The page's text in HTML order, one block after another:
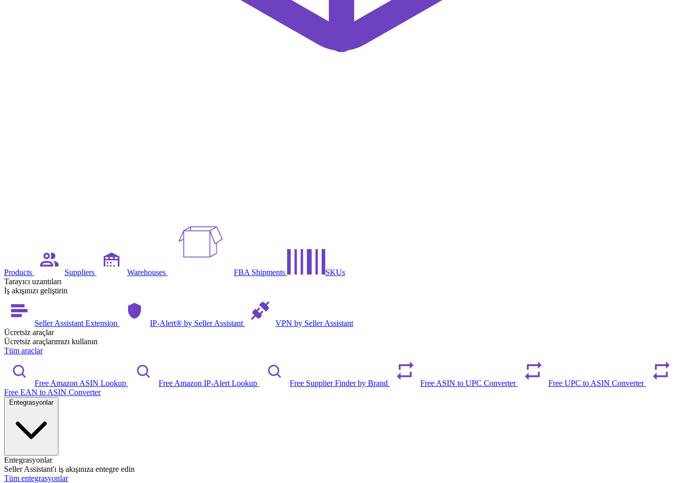
Products Suppliers Warehouses FBA Shipments
SKUs
Tarayıcı uzantıları
İş akışınızı geliştirin
Seller Assistant Extension IP-Alert® by Seller Assistant
VPN by Seller Assistant
Ücretsiz araçlar
Ücretsiz araçlarımızı kullanın
Tüm araçlar
Free Amazon ASIN Lookup Free Amazon IP-Alert Lookup Free Supplier Finder by Brand Free ASIN to UPC Converter
Free UPC to ASIN Converter
Free EAN to ASIN Converter
Entegrasyonlar
Entegrasyonlar
Seller Assistant'ı iş akışınıza entegre edin
Tüm entegrasyonlar